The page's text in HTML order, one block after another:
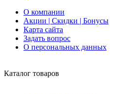
О компании
Акции | Скидки | Бонусы
Карта сайта
Задать вопрос
О персональных данных
Каталог товаров